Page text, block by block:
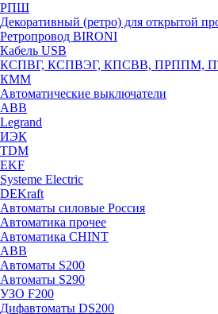
РПШ
Декоративный (ретро) для открытой
Ретропровод BIRONI
Кабель USB
КСПВГ, КСПВЭГ, КПСВВ, ПРППМ,
КММ
Автоматические выключатели
ABB
Legrand
ИЭК
TDM
EKF
Systeme Electric
DEKraft
Автоматы силовые Россия
Автоматика прочее
Автоматика CHINT
ABB
Автоматы S200
Автоматы S290
УЗО F200
Дифавтоматы DS200